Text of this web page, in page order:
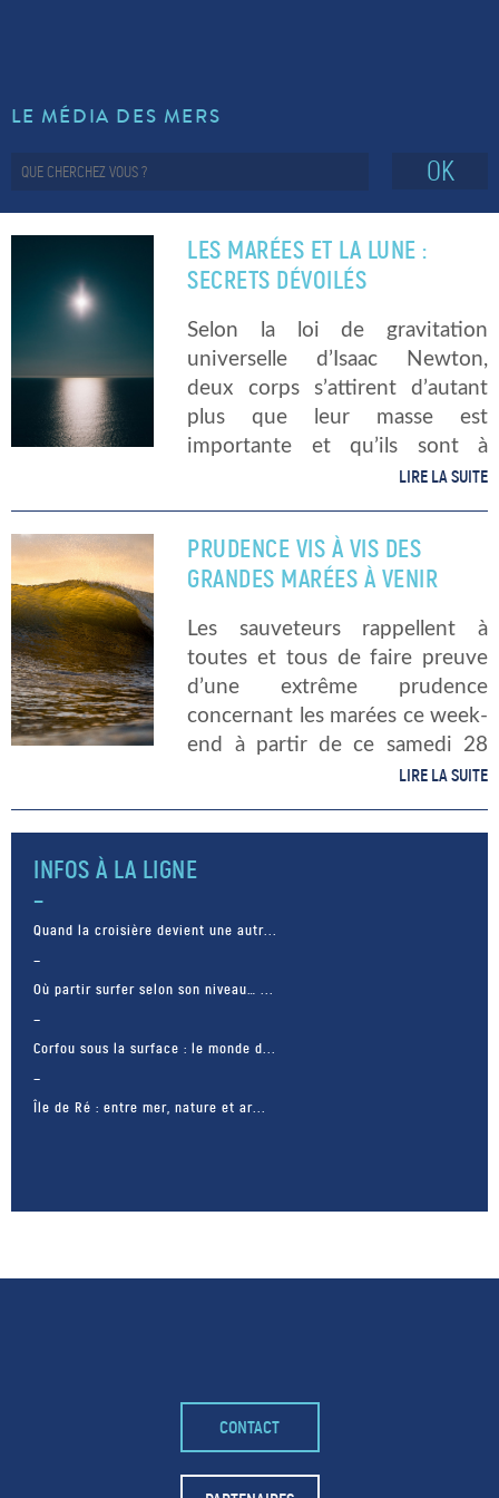
LE MÉDIA DES MERS
OK
LES MARÉES ET LA LUNE :
SECRETS DÉVOILÉS
Selon la loi de gravitation
universelle d’Isaac Newton,
deux corps s’attirent d’autant
plus que leur masse est
importante et qu’ils sont à
proximité l’un de l’autre. C’est la
Lune s’attirent, ce qui tend […]
LIRE LA SUITE
PRUDENCE VIS À VIS DES
GRANDES MARÉES À VENIR
Les sauveteurs rappellent à
toutes et tous de faire preuve
d’une extrême prudence
concernant les marées ce week-
end à partir de ce samedi 28
septembre. En effet, on attend
importants, au-delà des 100,
atteignant même […]
LIRE LA SUITE
INFOS À LA LIGNE
Quand la croisière devient une autr...
Où partir surfer selon son niveau… ...
Corfou sous la surface : le monde d...
Île de Ré : entre mer, nature et ar...
POUR LIKER
TA MER
CONTACT